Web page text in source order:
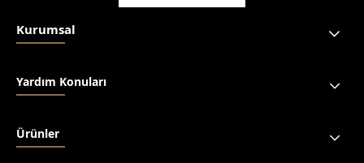
Kurumsal
Yardım Konuları
Ürünler